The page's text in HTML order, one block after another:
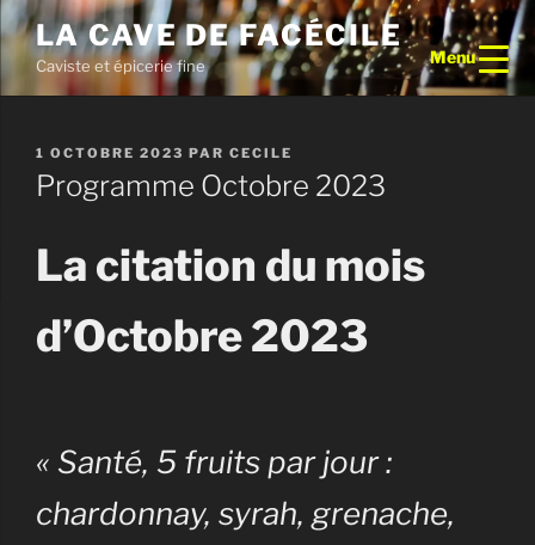
Menu
Aller
au
contenu
principal
LA CAVE DE FACÉCILE
Caviste et épicerie fine
PUBLIÉ
LE
1 OCTOBRE 2023 PAR CECILE
Programme Octobre 2023
La citation du mois
d’Octobre 2023
« Santé, 5 fruits par jour :
chardonnay, syrah, grenache,